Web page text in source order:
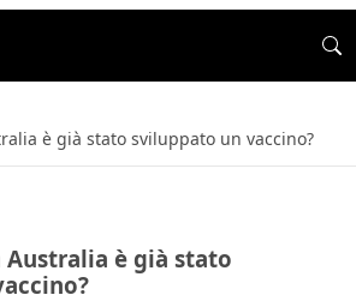
è già stato sviluppato un vaccino?
Australia è già stato